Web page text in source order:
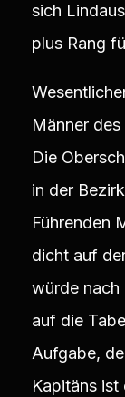
sich
plus Rang
Männer
Die
in der
Führenden
dicht auf
würde nach
auf die
Aufgabe,
Kapitäns ist